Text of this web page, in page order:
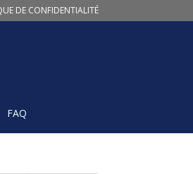
DE CONFIDENTIALITÉ
FAQ